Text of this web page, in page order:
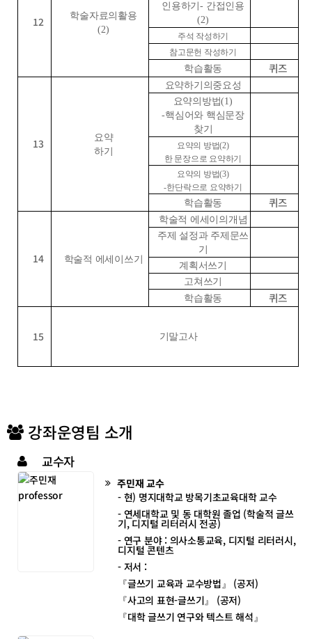
12
학술자료의활용
(2)
인용하기- 간접인용
(2)
주석 작성하기
참고문헌 작성하기
학습활동 퀴즈
13
요약
하기
요약하기의중요성
요약의방법(1)
-핵심어와 핵심문장
찾기
요약의 방법(2)
한 문장으로 요약하기
요약의 방법(3)
-한단락으로 요약하기
학습활동 퀴즈
14 학술적 에세이쓰기
학술적 에세이의개념
주제 설정과 주제문쓰
기
계획서쓰기
고쳐쓰기
학습활동
퀴즈
15 기말고사
강좌운영팀 소개
교수자
주민재 교수
- 현) 명지대학교 방목기초교육대학 교수
- 연세대학교 및 동 대학원 졸업 (학술적 글쓰
기, 디지털 리터러시 전공)
- 연구 분야 : 의사소통교육, 디지털 리터러시,
디지털 콘텐츠
- 저서 :
『글쓰기 교육과 교수방법』 (공저)
『사고의 표현-글쓰기』 (공저)
『대학 글쓰기 연구와 텍스트 해석』